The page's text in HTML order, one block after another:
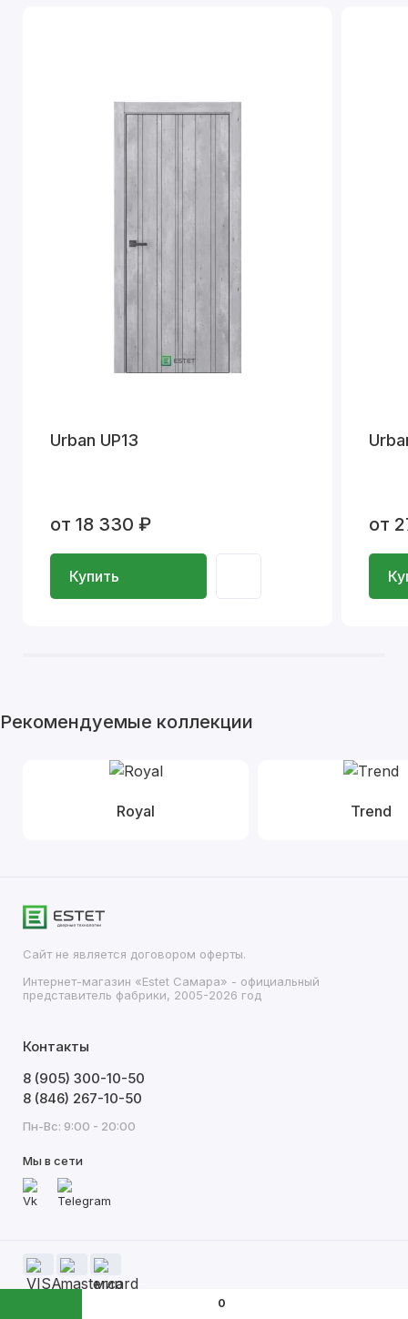
0
Urban UP13
от 18 330 ₽
Купить
от
Рекомендуемые коллекции
Royal Trend
Сайт не является договором оферты.
Интернет-магазин «Estet Самара» - официальный
представитель фабрики, 2005-2026 год
Контакты
8 (905) 300-10-50
8 (846) 267-10-50
Пн-Вс: 9:00 - 20:00
Мы в сети